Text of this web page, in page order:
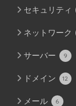
セキュリティ
ネットワーク
サーバー 9
ドメイン 12
メール 6